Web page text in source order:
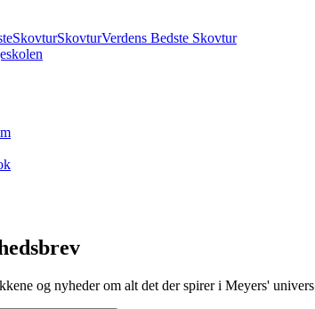
SkovturSkovturVerdens Bedste Skovtur
og nyheder om alt det der spirer i Meyers'